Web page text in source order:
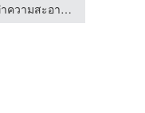
โรงงานผลิตไม้กวาด อุปกรณ์ทำความสะอาด - ncl thai